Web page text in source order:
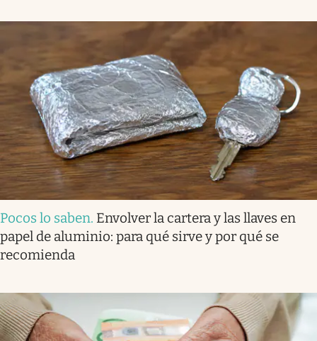
Pocos lo saben. Envolver la cartera y las llaves en
papel de aluminio: para qué sirve y por qué se
recomienda